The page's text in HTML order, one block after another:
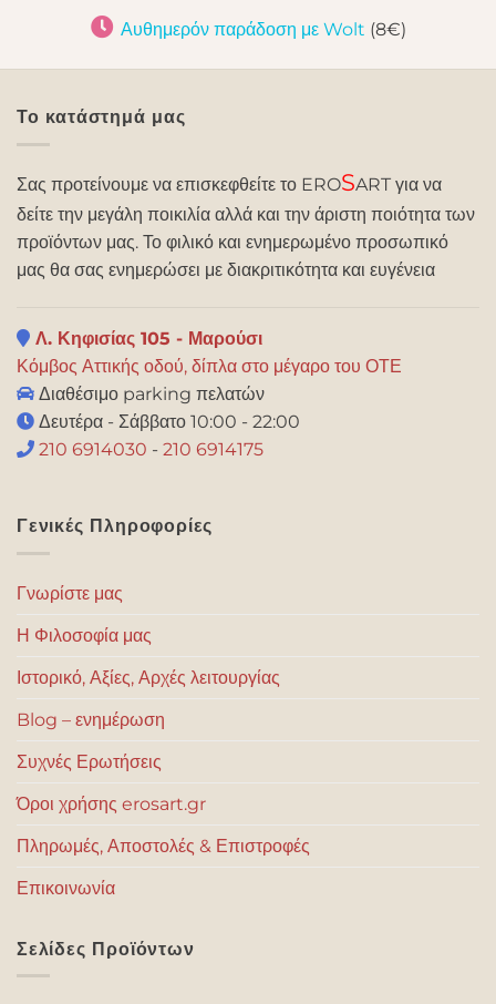
Αυθημερόν παράδοση με Wolt (8€)
Το κατάστημά μας
Σας προτείνουμε να επισκεφθείτε το EROSART για να
δείτε την μεγάλη ποικιλία αλλά και την άριστη ποιότητα των
προϊόντων μας. Το φιλικό και ενημερωμένο προσωπικό
μας θα σας ενημερώσει με διακριτικότητα και ευγένεια
Λ. Κηφισίας 105 - Μαρούσι
Κόμβος Αττικής οδού, δίπλα στο μέγαρο του ΟΤΕ
Διαθέσιμο parking πελατών
Δευτέρα - Σάββατο 10:00 - 22:00
210 6914030 - 210 6914175
Γενικές Πληροφορίες
Γνωρίστε μας
Η Φιλοσοφία μας
Ιστορικό, Αξίες, Αρχές λειτουργίας
Blog – ενημέρωση
Συχνές Ερωτήσεις
Όροι χρήσης erosart.gr
Πληρωμές, Αποστολές & Επιστροφές
Επικοινωνία
Σελίδες Προϊόντων